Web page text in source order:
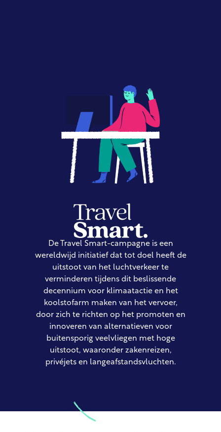
De Travel Smart-campagne is een
wereldwijd initiatief dat tot doel heeft de
uitstoot van het luchtverkeer te
verminderen tijdens dit beslissende
decennium voor klimaatactie en het
koolstofarm maken van het vervoer,
door zich te richten op het promoten en
innoveren van alternatieven voor
buitensporig veelvliegen met hoge
uitstoot, waaronder zakenreizen,
privéjets en langeafstandsvluchten.